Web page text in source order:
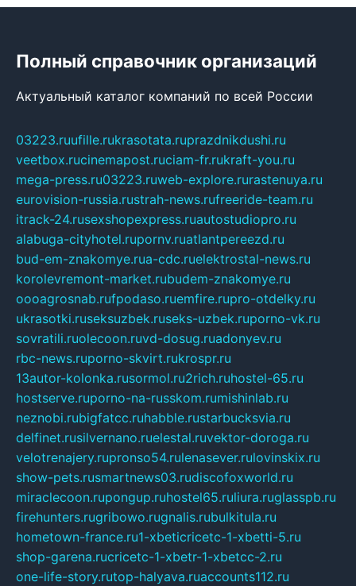
Полный справочник организаций
Актуальный каталог компаний по всей России
03223.ruufille.rukrasotata.ruprazdnikdushi.ru
veetbox.rucinemapost.ruciam-fr.rukraft-you.ru
mega-press.ru03223.ruweb-explore.rurastenuya.ru
eurovision-russia.rustrah-news.rufreeride-team.ru
itrack-24.rusexshopexpress.ruautostudiopro.ru
alabuga-cityhotel.rupornv.ruatlantpereezd.ru
bud-em-znakomye.rua-cdc.ruelektrostal-news.ru
korolevremont-market.rubudem-znakomye.ru
oooagrosnab.rufpodaso.ruemfire.rupro-otdelky.ru
ukrasotki.ruseksuzbek.ruseks-uzbek.ruporno-vk.ru
sovratili.ruolecoon.ruvd-dosug.ruadonyev.ru
rbc-news.ruporno-skvirt.rukrospr.ru
13autor-kolonka.rusormol.ru2rich.ruhostel-65.ru
hostserve.ruporno-na-russkom.rumishinlab.ru
neznobi.rubigfatcc.ruhabble.rustarbucksvia.ru
delfinet.rusilvernano.ruelestal.ruvektor-doroga.ru
velotrenajery.rupronso54.rulenasever.rulovinskix.ru
show-pets.rusmartnews03.rudiscofoxworld.ru
miraclecoon.rupongup.ruhostel65.ruliura.ruglasspb.ru
firehunters.rugribowo.rugnalis.rubulkitula.ru
hometown-france.ru1-xbeticricetc-1-xbetti-5.ru
shop-garena.rucricetc-1-xbetr-1-xbetcc-2.ru
one-life-story.rutop-halyava.ruaccounts112.ru